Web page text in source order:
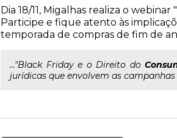
Dia 18/11, Migalhas realiza o
Participe e fique atento às
temporada de compras de fim de
..."Black Friday e o Direito do
jurídicas que envolvem as